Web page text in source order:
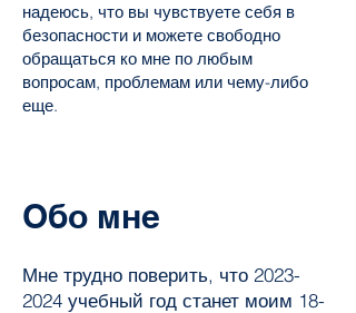
надеюсь, что вы чувствуете себя в
безопасности и можете свободно
обращаться ко мне по любым
вопросам, проблемам или чему-либо
еще.
Обо мне
Мне трудно поверить, что 2023-
2024 учебный год станет моим 18-